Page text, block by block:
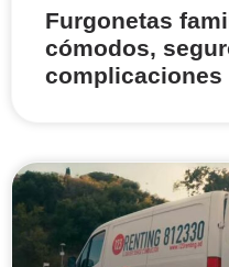
Furgonetas
cómodos,
complicaciones